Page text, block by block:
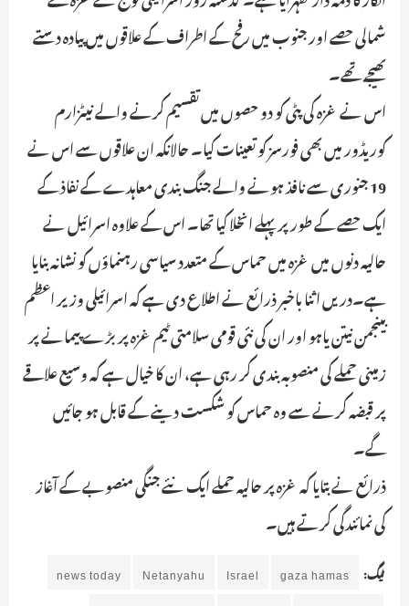
شمالی حصے اور جنوب میں رفح کے اطراف کے علاقوں میں پیادہ دستے
بھیجے تھے۔
اس نے غزہ کی پٹی کو دو حصوں میں تقسیم کرنے والے نیٹزارم
کوریڈور میں بھی فورسز کو تعینات کیا۔ حالانکہ ان علاقوں سے اس نے
19 جنوری سے نافذ ہونے والے جنگ بندی معاہدے کے نفاذ کے
ایک حصے کے طور پر پہلے انخلا کیا تھا۔ اس کے علاوہ اسرائیل نے
حالیہ دنوں میں غزہ میں حماس کے متعدد سیاسی رہنماؤں کو نشانہ بنایا
ہے۔دریں اثنا باخبر ذرائع نے اطلاع دی ہے کہ اسرائیلی وزیر اعظم
بینجمن نیتن یاہو اور ان کی نئی قومی سلامتی ٹیم غزہ پر بڑے پیمانے پر
زمینی حملے کی منصوبہ بندی کر رہی ہے، ان کا خیال ہے کہ وسیع علاقے
پر قبضہ کرنے سے وہ حماس کو شکست دینے کے قابل ہو جائیں
گے۔
ذرائع نے بتایا کہ غزہ پر حالیہ حملے ایک نئے جنگی منصوبے کے آغاز
کی نمائندگی کرتے ہیں۔
ٹیگ: gaza hamas
Israel
Netanyahu
news today